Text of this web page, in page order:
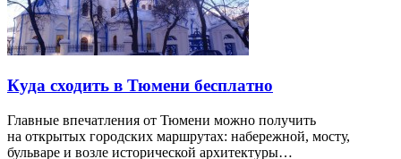
Куда сходить в Тюмени бесплатно
Главные впечатления от Тюмени можно получить
на открытых городских маршрутах: набережной, мосту,
бульваре и возле исторической архитектуры…